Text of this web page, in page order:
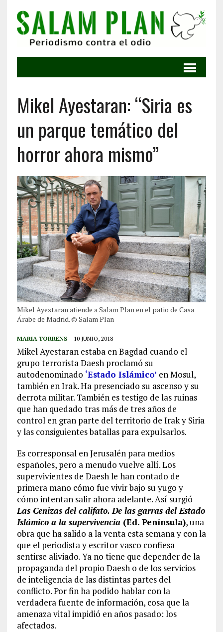
Mikel Ayestaran: “Siria es
un parque temático del
horror ahora mismo”
Mikel Ayestaran atiende a Salam Plan en el patio de Casa
Árabe de Madrid. © Salam Plan
MARIA TORRENS 10 JUNIO, 2018
Mikel Ayestaran estaba en Bagdad cuando el
grupo terrorista Daesh proclamó su
autodenominado ‘Estado Islámico’ en Mosul,
también en Irak. Ha presenciado su ascenso y su
derrota militar. También es testigo de las ruinas
que han quedado tras más de tres años de
control en gran parte del territorio de Irak y Siria
y las consiguientes batallas para expulsarlos.
Es corresponsal en Jerusalén para medios
españoles, pero a menudo vuelve allí. Los
supervivientes de Daesh le han contado de
primera mano cómo fue vivir bajo su yugo y
cómo intentan salir ahora adelante. Así surgió
Las Cenizas del califato. De las garras del Estado
Islámico a la supervivencia(Ed. Península), una
obra que ha salido a la venta esta semana y con la
que el periodista y escritor vasco confiesa
sentirse aliviado. Ya no tiene que depender de la
propaganda del propio Daesh o de los servicios
de inteligencia de las distintas partes del
conflicto. Por fin ha podido hablar con la
verdadera fuente de información, cosa que la
amenaza vital impidió en años pasado: los
afectados.